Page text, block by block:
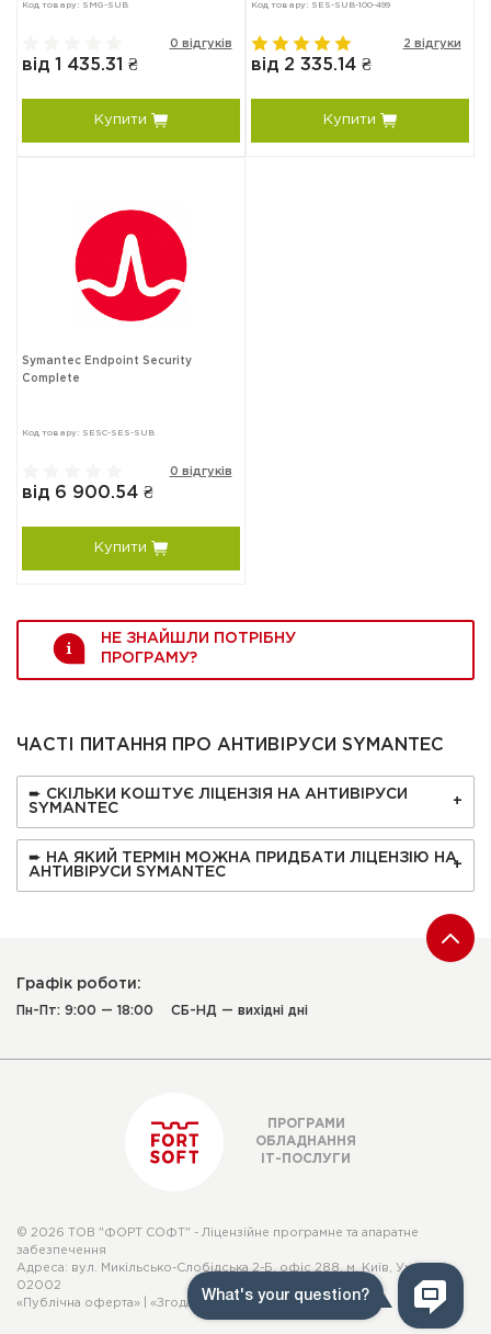
Код товару: SMG-SUB
0 відгуків
від 1 435.31 ₴
Купити
Код товару: SES-SUB-100-499
2 відгуки
від 2 335.14 ₴
Купити
Symantec Endpoint Security
Complete
Код товару: SESC-SES-SUB
0 відгуків
від 6 900.54 ₴
Купити
НЕ ЗНАЙШЛИ ПОТРІБНУ
ПРОГРАМУ?
ЧАСТІ ПИТАННЯ ПРО АНТИВІРУСИ SYMANTEC
➨ СКІЛЬКИ КОШТУЄ ЛІЦЕНЗІЯ НА АНТИВІРУСИ
SYMANTEC
➨ НА ЯКИЙ ТЕРМІН МОЖНА ПРИДБАТИ ЛІЦЕНЗІЮ НА
АНТИВІРУСИ SYMANTEC
Графік роботи:
Пн-Пт: 9:00 — 18:00 СБ-НД — вихідні дні
ПРОГРАМИ
ОБЛАДНАННЯ
ІТ-ПОСЛУГИ
© 2026 ТОВ "ФОРТ СОФТ" - Ліцензійне програмне та апаратне
забезпечення
Адреса: вул. Микільсько-Слобідська 2-Б, офіс 288, м. Київ, Україна,
02002
«Публічна оферта»
«Згода суб'єкта персональних даних»